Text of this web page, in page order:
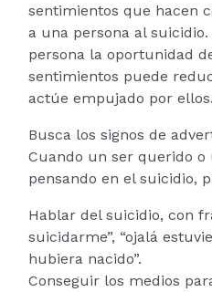
sentimientos que hacen
a una persona al
persona la oportunidad
sentimientos puede
actúe empujado por ellos.
Busca los signos de
Cuando un ser querido o
pensando en el suicidio,
Hablar del suicidio, con
suicidarme”, “ojalá
hubiera nacido”.
Conseguir los medios